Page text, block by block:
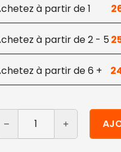
1
2 - 5
6 +
quantité de Porte-burger
Alternative: